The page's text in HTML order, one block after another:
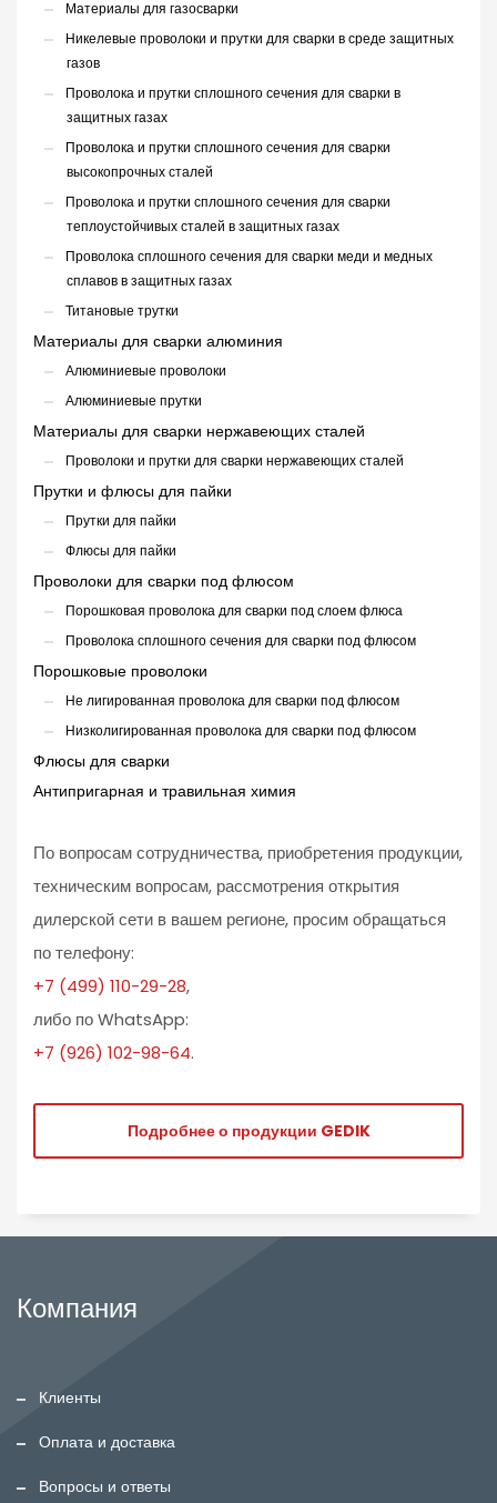
Материалы для газосварки
Никелевые проволоки и прутки для сварки в среде защитных
газов
Проволока и прутки сплошного сечения для сварки в
защитных газах
Проволока и прутки сплошного сечения для сварки
высокопрочных сталей
Проволока и прутки сплошного сечения для сварки
теплоустойчивых сталей в защитных газах
Проволока сплошного сечения для сварки меди и медных
сплавов в защитных газах
Титановые трутки
Материалы для сварки алюминия
Алюминиевые проволоки
Алюминиевые прутки
Материалы для сварки нержавеющих сталей
Проволоки и прутки для сварки нержавеющих сталей
Прутки и флюсы для пайки
Прутки для пайки
Флюсы для пайки
Проволоки для сварки под флюсом
Порошковая проволока для сварки под слоем флюса
Проволока сплошного сечения для сварки под флюсом
Порошковые проволоки
Не лигированная проволока для сварки под флюсом
Низколигированная проволока для сварки под флюсом
Флюсы для сварки
Антипригарная и травильная химия
По вопросам сотрудничества, приобретения продукции,
техническим вопросам, рассмотрения открытия
дилерской сети в вашем регионе, просим обращаться
по телефону:
+7 (499) 110-29-28,
либо по WhatsApp:
+7 (926) 102-98-64.
Подробнее о продукции GEDIK
Компания
Клиенты
Оплата и доставка
Вопросы и ответы